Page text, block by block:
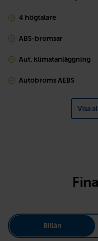
4 högtalare
ABS-bromsar
Aut. klimatanläggning
Autobroms AEBS
Visa
Billån